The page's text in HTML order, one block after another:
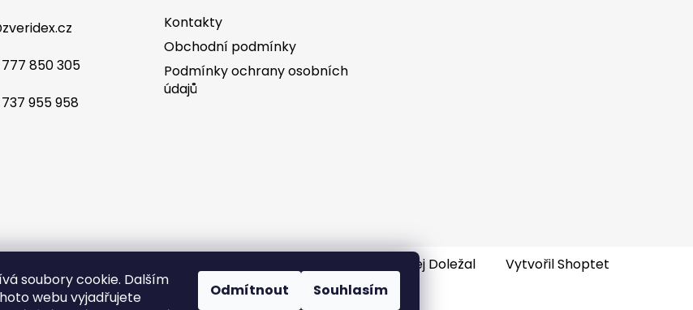
soubory cookie. Dalším
webu vyjadřujete
Odmítnout Souhlasím
zveridex.cz
850 305
955 958
Kontakty
Obchodní podmínky
Podmínky ochrany osobních
údajů
: Ondřej Doležal Vytvořil Shoptet